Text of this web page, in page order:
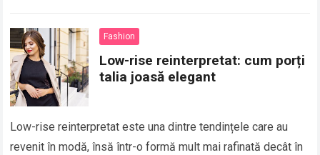
Fashion
Low-rise reinterpretat: cum porți
talia joasă elegant
Low-rise reinterpretat este una dintre tendințele care au
revenit în modă, însă într-o formă mult mai rafinată decât în